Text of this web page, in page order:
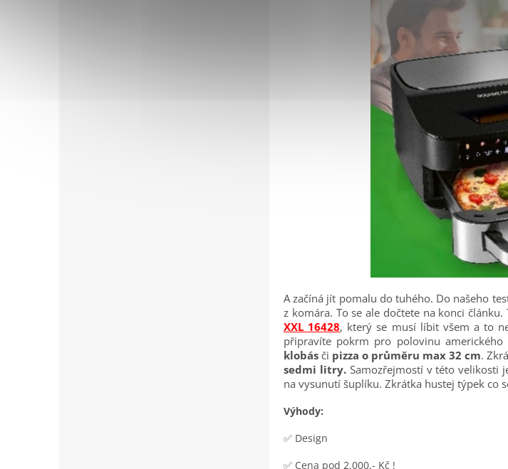
A začíná jít pomalu do tuhého. Do našeho
z komára. To se ale dočtete na konci
XXL 16428, který se musí líbit všem a to
připravíte pokrm pro polovinu amerického
klobás či pizza o průměru max 32 cm.
sedmi litry.Samozřejmostí v této velikosti
na vysunutí šuplíku. Zkrátka hustej týpek co
Výhody:
✅ Design
✅ Cena pod 2.000,- Kč !